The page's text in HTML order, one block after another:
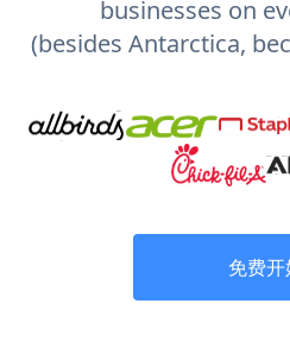
businesses on
(besides Antarctica,
免费